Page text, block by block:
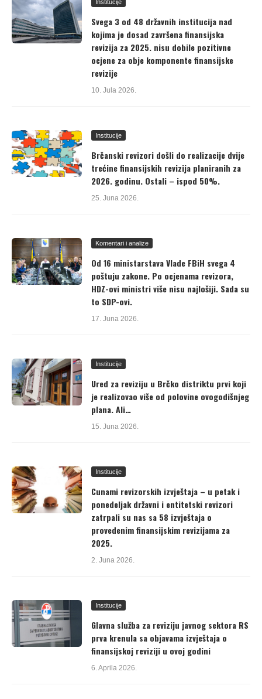
Institucije
Svega 3 od 48 državnih institucija nad
kojima je dosad završena finansijska
revizija za 2025. nisu dobile pozitivne
ocjene za obje komponente finansijske
revizije
10. Jula 2026.
Institucije
Brčanski revizori došli do realizacije dvije
trećine finansijskih revizija planiranih za
2026. godinu. Ostali – ispod 50%.
25. Juna 2026.
Komentari i analize
Od 16 ministarstava Vlade FBiH svega 4
poštuju zakone. Po ocjenama revizora,
HDZ-ovi ministri više nisu najlošiji. Sada su
to SDP-ovi.
17. Juna 2026.
Institucije
Ured za reviziju u Brčko distriktu prvi koji
je realizovao više od polovine ovogodišnjeg
plana. Ali…
15. Juna 2026.
Institucije
Cunami revizorskih izvještaja – u petak i
ponedeljak državni i entitetski revizori
zatrpali su nas sa 58 izvještaja o
provedenim finansijskim revizijama za
2025.
2. Juna 2026.
Institucije
Glavna služba za reviziju javnog sektora RS
prva krenula sa objavama izvještaja o
finansijskoj reviziji u ovoj godini
6. Aprila 2026.